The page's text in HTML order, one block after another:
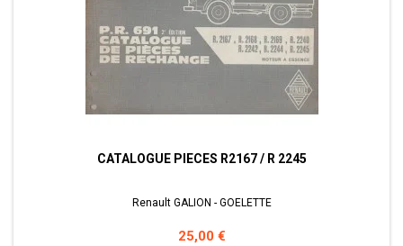
CATALOGUE PIECES R2167 / R 2245
Renault GALION - GOELETTE
Prix
25,00 €